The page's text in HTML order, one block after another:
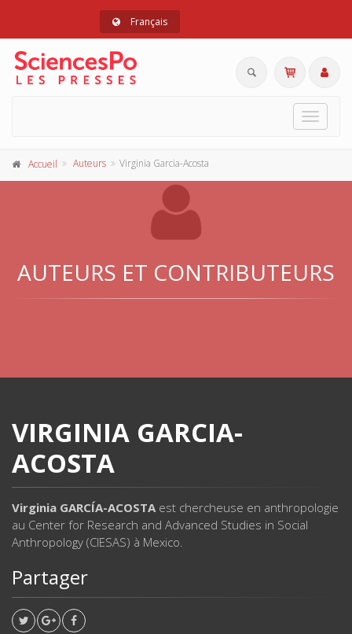
Français
Toggle
Accueil Auteurs Virginia Garcia-Acosta
AUTEURS ET CONTRIBUTEURS
VIRGINIA GARCIA-
ACOSTA
Virginia GARCÍA-ACOSTA est chercheuse en anthropologie
au Center for Research and Advanced Studies in Social
Anthropology (CIESAS) à Mexico.
Partager